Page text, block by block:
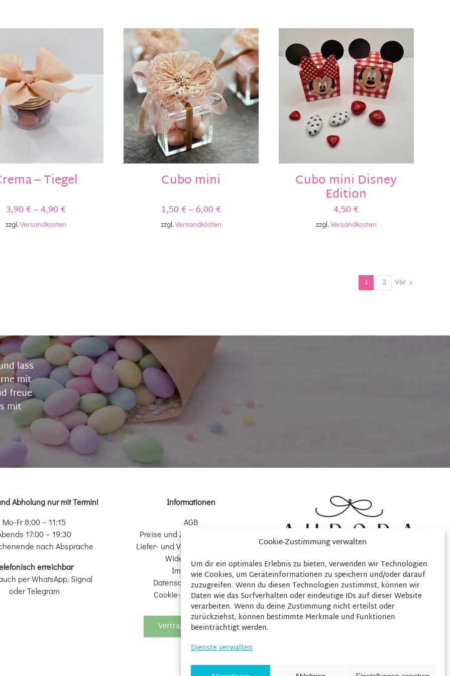
Cookie-Zustimmung verwalten
Um dir ein optimales Erlebnis zu bieten, verwenden wir Technologien
wie Cookies, um Geräteinformationen zu speichern und/oder darauf
zuzugreifen. Wenn du diesen Technologien zustimmst, können wir
Daten wie das Surfverhalten oder eindeutige IDs auf dieser Website
verarbeiten. Wenn du deine Zustimmung nicht erteilst oder
zurückziehst, können bestimmte Merkmale und Funktionen
beeinträchtigt werden.
Dienste verwalten
19,90 €
16,90 €.
– Tiegel
3,90€–4,90€
zzgl.Versandkosten
Cubo mini
1,50€–6,00€
zzgl.Versandkosten
Cubo mini Disney
Edition
4,50€
zzgl.Versandkosten
1 2 Vor
lass
mit
freue
mit
Abholung nur mit Termin!
Mo-Fr 8:00 – 11:15
17:00 – 19:30
nach Absprache
erreichbar
per WhatsApp, Signal
oder Telegram
Informationen
AGB
Preise und Zahlungsoptionen
Liefer- und Versandkonditionen
Widerrufsrecht
Impressum
Datenschutzerklärung
Cookie-Richtlinie (EU)
Vertrag widerrufen